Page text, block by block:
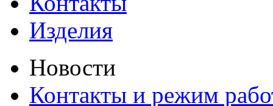
Изделия
Новости
Контакты и режим